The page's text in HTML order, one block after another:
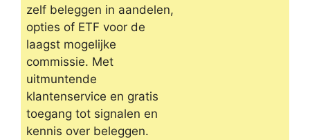
zelf beleggen in aandelen,
opties of ETF voor de
laagst mogelijke
commissie. Met
uitmuntende
klantenservice en gratis
toegang tot signalen en
kennis over beleggen.